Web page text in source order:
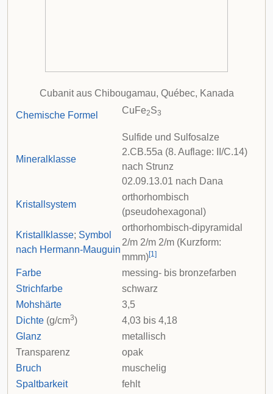
Cubanit aus Chibougamau, Québec, Kanada
Chemische Formel CuFe2S3
Mineralklasse
Sulfide und Sulfosalze
2.CB.55a (8. Auflage: II/C.14)
nach Strunz
02.09.13.01 nach Dana
Kristallsystem
orthorhombisch
(pseudohexagonal)
Kristallklasse; Symbol
nach Hermann-Mauguin
orthorhombisch-dipyramidal
2/m 2/m 2/m (Kurzform:
mmm)[1]
Farbe
messing- bis bronzefarben
Strichfarbe
schwarz
Mohshärte
3,5
Dichte (g/cm3)
4,03 bis 4,18
Glanz
metallisch
Transparenz
opak
Bruch
muschelig
Spaltbarkeit
fehlt